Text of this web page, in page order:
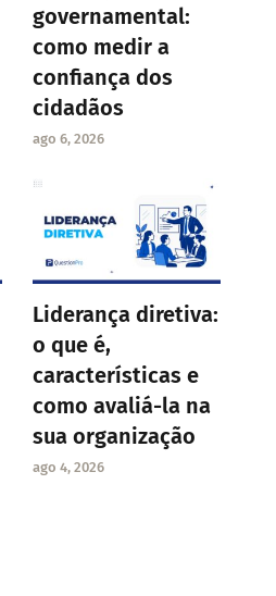
governamental:
como medir a
confiança dos
cidadãos
ago 6, 2026
Liderança diretiva:
o que é,
características e
como avaliá-la na
sua organização
ago 4, 2026